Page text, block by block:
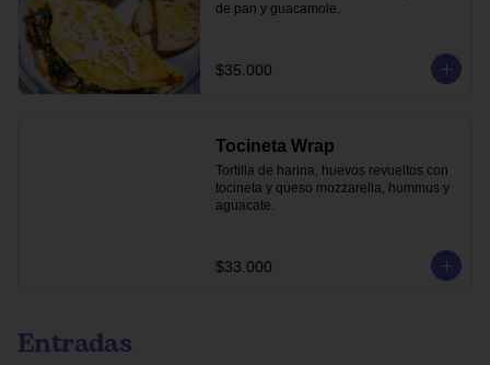
de pan y guacamole.
$35.000
Tocineta Wrap
Tortilla de harina, huevos revueltos con
tocineta y queso mozzarella, hummus y
aguacate.
$33.000
Entradas